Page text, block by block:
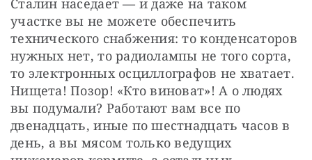
участке вы не можете обеспечить
технического снабжения: то конденсаторов
нужных нет, то радиолампы не того сорта,
то электронных осциллографов не хватает.
Нищета! Позор! «Кто виноват»! А о людях
вы подумали? Работают вам все по
двенадцать, иные по шестнадцать часов в
день, а вы мясом только ведущих